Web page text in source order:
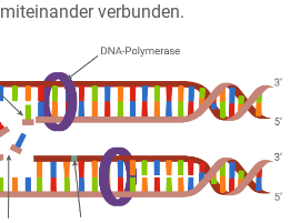
miteinander verbunden.